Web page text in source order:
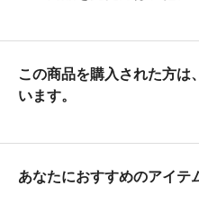
この商品を購入された方は
います。
あなたにおすすめのアイテ